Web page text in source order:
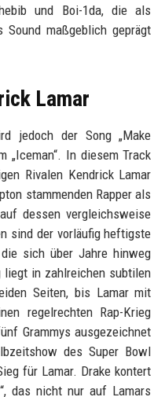
und Boi-1da, die als
Sound maßgeblich geprägt
Lamar
jedoch der Song „Make
„Iceman“. In diesem Track
Rivalen Kendrick Lamar
stammenden Rapper als
dessen vergleichsweise
sind der vorläufig heftigste
sich über Jahre hinweg
liegt in zahlreichen subtilen
Seiten, bis Lamar mit
regelrechten Rap-Krieg
Grammys ausgezeichnet
des Super Bowl
für Lamar. Drake kontert
das nicht nur auf Lamars